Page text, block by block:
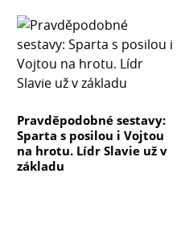
Pravděpodobné sestavy:
Sparta s posilou i Vojtou
na hrotu. Lídr Slavie už v
základu